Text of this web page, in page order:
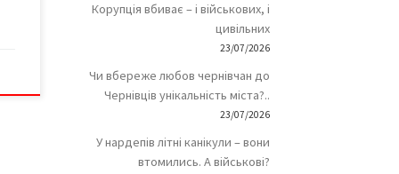
Корупція вбиває – і військових, і
цивільних
23/07/2026
Чи вбереже любов чернівчан до
Чернівців унікальність міста?..
23/07/2026
У нардепів літні канікули – вони
втомились. А військові?